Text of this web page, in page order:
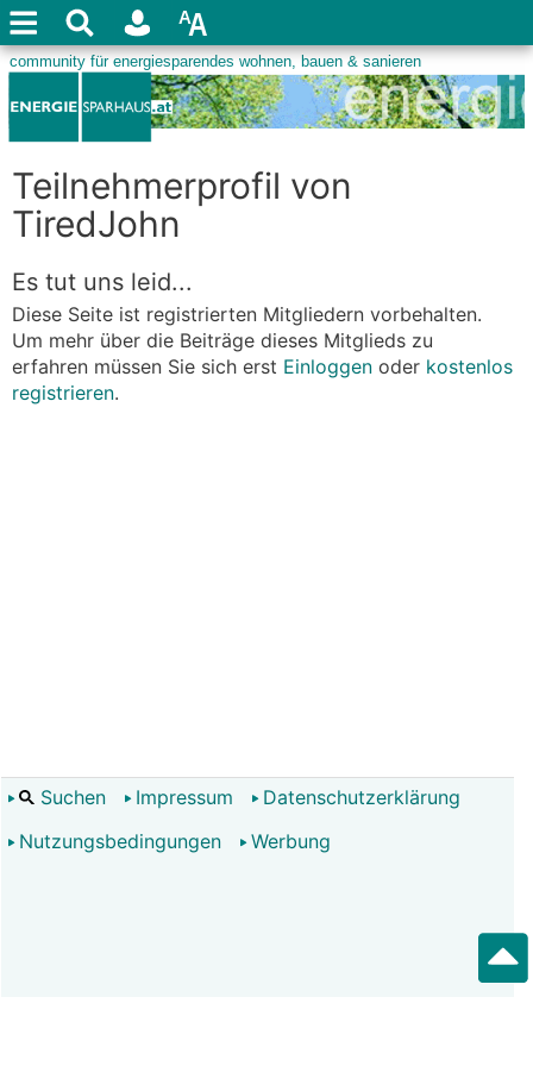
Teilnehmerprofil von
TiredJohn
Es tut uns leid...
Diese Seite ist registrierten Mitgliedern vorbehalten.
Um mehr über die Beiträge dieses Mitglieds zu
erfahren müssen Sie sich erst Einloggen oder kostenlos
registrieren.
Suchen Impressum
Datenschutzerklärung
Nutzungsbedingungen
Werbung